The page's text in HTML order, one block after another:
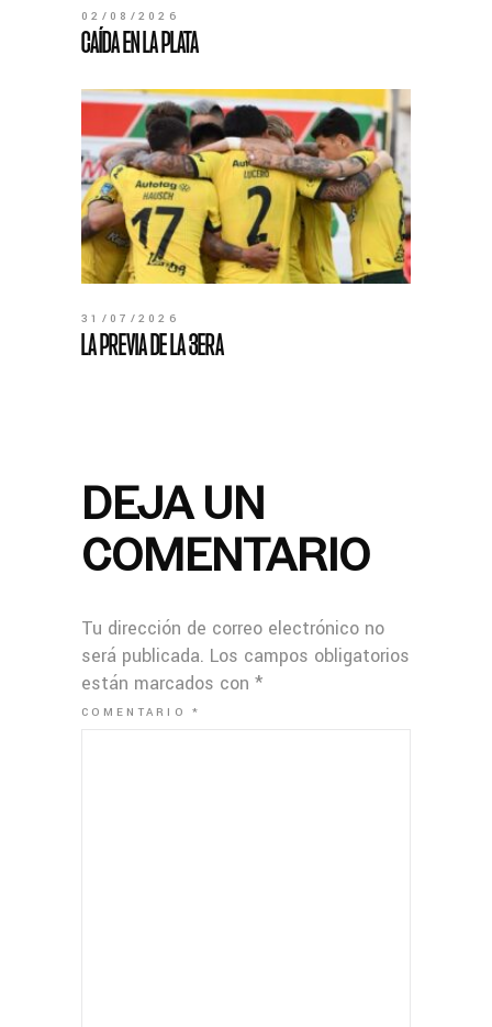
02/08/2026
CAÍDA EN LA PLATA
31/07/2026
LA PREVIA DE LA 3ERA
DEJA UN
COMENTARIO
Tu dirección de correo electrónico no
será publicada. Los campos obligatorios
están marcados con *
COMENTARIO*